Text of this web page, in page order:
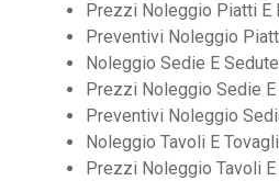
Prezzi Noleggio Piatti E
Preventivi Noleggio
Noleggio Sedie E Sedute
Prezzi Noleggio Sedie
Preventivi Noleggio
Noleggio Tavoli E
Prezzi Noleggio Tavoli